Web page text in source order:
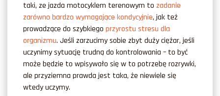
taki, ze jazda motocyklem terenowym to zadanie
zarówno bardzo wymagające kondycyjnie, jak też
prowadzące do szybkiego przyrostu stresu dla
organizmu. Jeśli zarzucimy sobie zbyt duży ciężar, jeśli
uczynimy sytuację trudną do kontrolowania – to być
może będzie to wpisywało się w to potrzebę rozrywki,
ale przyziemna prawda jest taka, że niewiele się
wtedy uczymy.